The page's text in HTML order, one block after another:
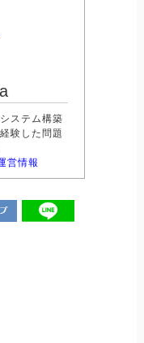
ステム構築
験した問題
営情報